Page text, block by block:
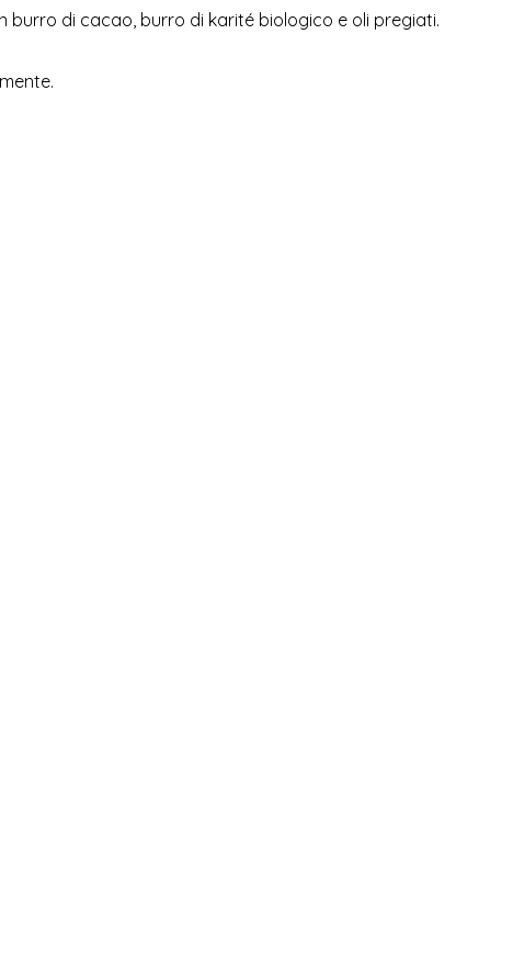
di cacao, burro di karité biologico e oli pregiati.